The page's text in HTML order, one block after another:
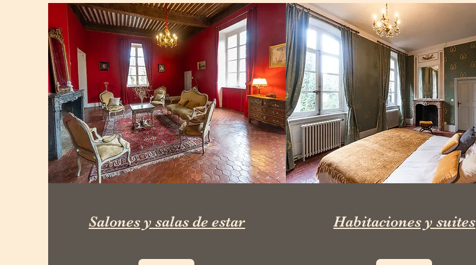
Salones y salas de estar Habitaciones y suites